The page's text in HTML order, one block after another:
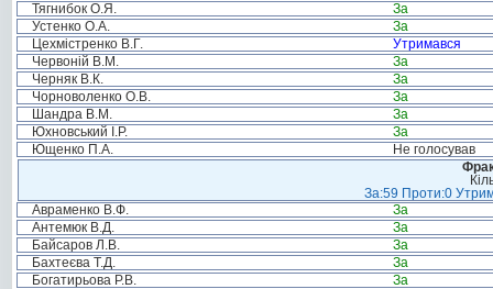
Тягнибок О.Я.
За
Устенко О.А.
За
Цехмістренко В.Г.
Утримався
Червоній В.М.
За
Черняк В.К.
За
Чорноволенко О.В.
За
Шандра В.М.
За
Юхновський І.Р.
За
Ющенко П.А.
Не голосував
За:59 Проти:0
Авраменко В.Ф.
За
Антемюк В.Д.
За
Байсаров Л.В.
За
Бахтеєва Т.Д.
За
Богатирьова Р.В.
За